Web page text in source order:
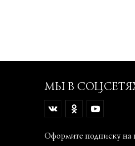
МЫ В
Оформите подписку на